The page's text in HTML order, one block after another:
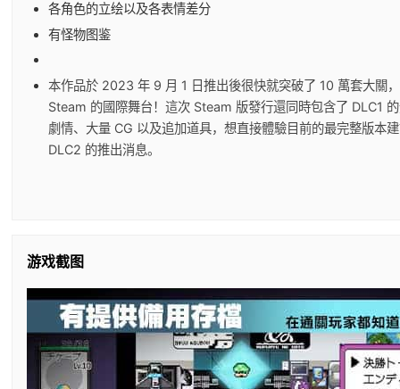
各角色的立绘以及各表情差分
有怪物图鉴
本作品於 2023 年 9 月 1 日推出後很快就突破了 10 萬套大關
Steam 的國際舞台！這次 Steam 版發行還同時包含了 DLC1
劇情、大量 CG 以及追加道具，想直接體驗目前的最完整版本
DLC2 的推出消息。
游戏截图